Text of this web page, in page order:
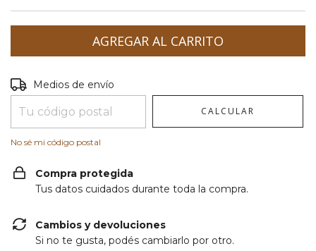
Entregas para el CP:
Medios de envío
CALCULAR
No sé mi código postal
Compra protegida
Tus datos cuidados durante toda la compra.
Cambios y devoluciones
Si no te gusta, podés cambiarlo por otro.